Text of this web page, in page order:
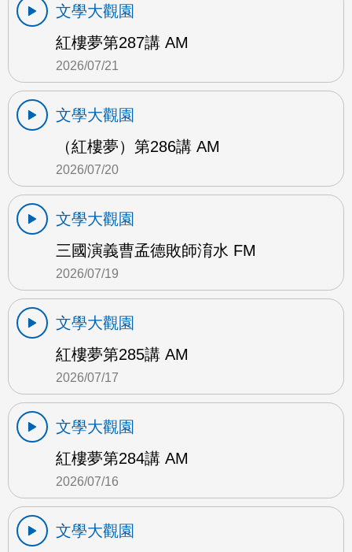
文學大觀園
紅樓夢第287講 AM
2026/07/21
文學大觀園
（紅樓夢）第286講 AM
2026/07/20
文學大觀園
三國演義曹孟德敗師淯水 FM
2026/07/19
文學大觀園
紅樓夢第285講 AM
2026/07/17
文學大觀園
紅樓夢第284講 AM
2026/07/16
文學大觀園